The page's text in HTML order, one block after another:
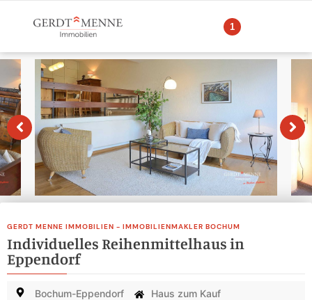
1
GERDT MENNE IMMOBILIEN - IMMOBILIENMAKLER BOCHUM
Individuelles Reihenmittelhaus in
Eppendorf
Bochum-Eppendorf Haus zum Kauf